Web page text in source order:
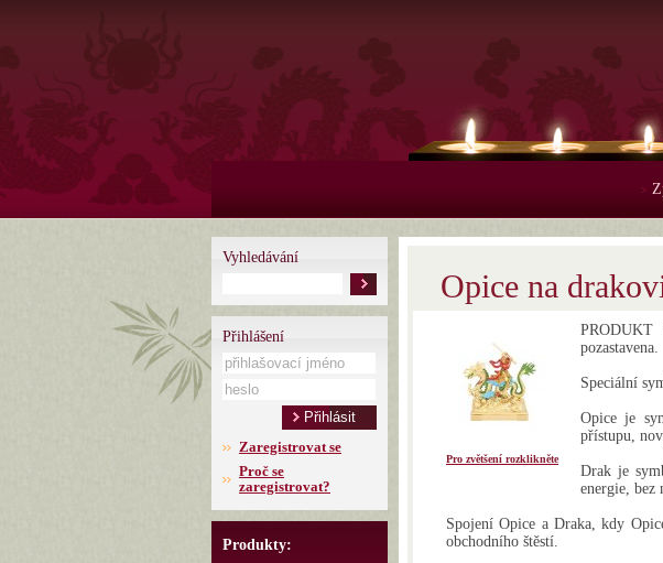
>
Vyhledávání
Přihlášení
Zaregistrovat se
Proč se
zaregistrovat?
Produkty:
Opice na
Pro zvětšení rozklikněte
PRODUKT
pozastavena.
Speciální
Opice je
přístupu,
Drak je
energie, bez
Spojení Opice a Draka, kdy
obchodního štěstí.